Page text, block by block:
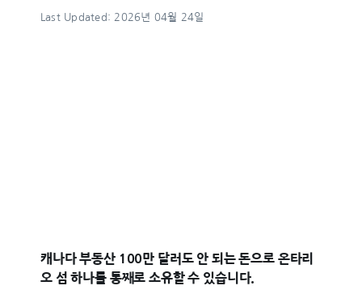
Last Updated: 2026년 04월 24일
캐나다 부동산 100만 달러도 안 되는 돈으로 온타리
오 섬 하나를 통째로 소유할 수 있습니다.